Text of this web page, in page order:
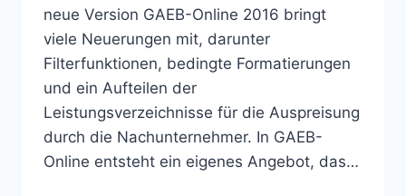
neue Version GAEB-Online 2016 bringt
viele Neuerungen mit, darunter
Filterfunktionen, bedingte Formatierungen
und ein Aufteilen der
Leistungsverzeichnisse für die Auspreisung
durch die Nachunternehmer. In GAEB-
Online entsteht ein eigenes Angebot, das…